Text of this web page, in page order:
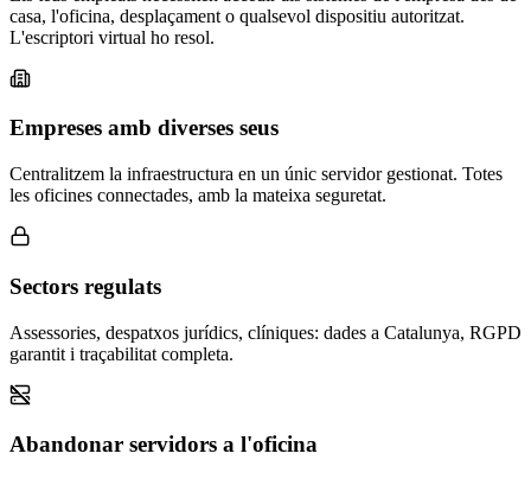
casa, l'oficina, desplaçament o qualsevol dispositiu autoritzat.
L'escriptori virtual ho resol.
Empreses amb diverses seus
Centralitzem la infraestructura en un únic servidor gestionat. Totes
les oficines connectades, amb la mateixa seguretat.
Sectors regulats
Assessories, despatxos jurídics, clíniques: dades a Catalunya, RGPD
garantit i traçabilitat completa.
Abandonar servidors a l'oficina